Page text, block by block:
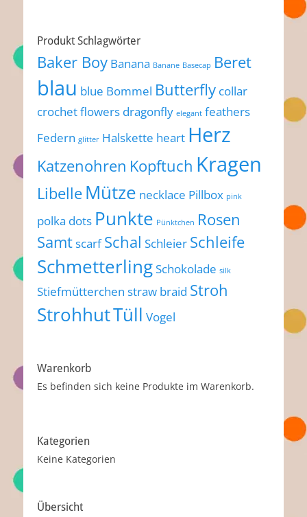
Produkt Schlagwörter
Baker Boy Banana Banane Basecap Beret
blau blue Bommel Butterfly collar
crochet flowers dragonfly elegant feathers
Federn glitter Halskette heart Herz
Katzenohren Kopftuch Kragen
Libelle Mütze necklace Pillbox pink
polka dots Punkte Pünktchen Rosen
Samtscarf Schal Schleier Schleife
SchmetterlingSchokolade silk
Stiefmütterchen straw braid Stroh
StrohhutTüll Vogel
Warenkorb
Es befinden sich keine Produkte im Warenkorb.
Kategorien
Keine Kategorien
Übersicht